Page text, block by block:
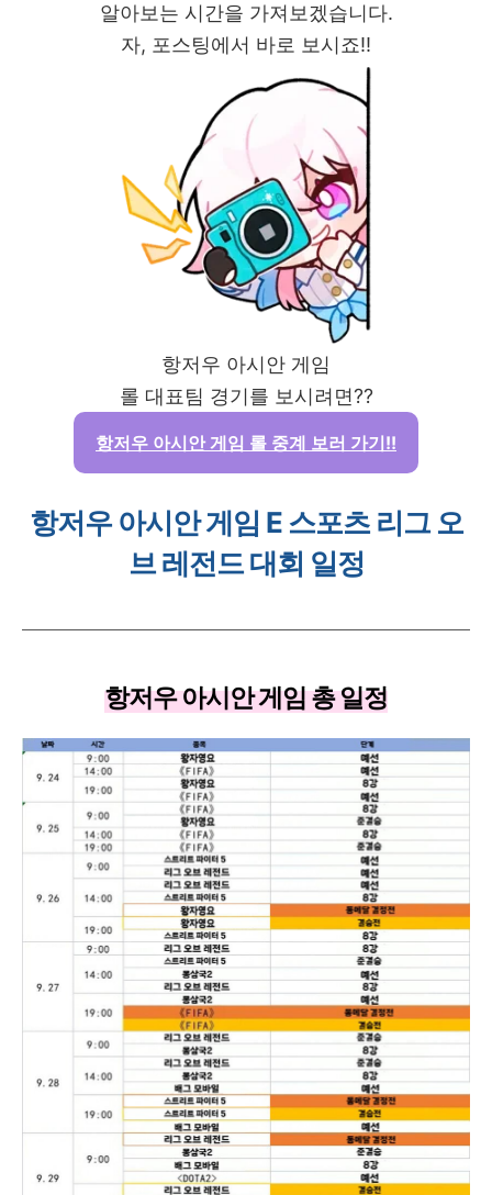
알아보는 시간을 가져보겠습니다.
자, 포스팅에서 바로 보시죠!!
항저우 아시안 게임
롤 대표팀 경기를 보시려면??
항저우 아시안 게임 롤 중계 보러 가기!!
항저우 아시안 게임 E 스포츠 리그 오
브 레전드 대회 일정
항저우 아시안 게임 총 일정